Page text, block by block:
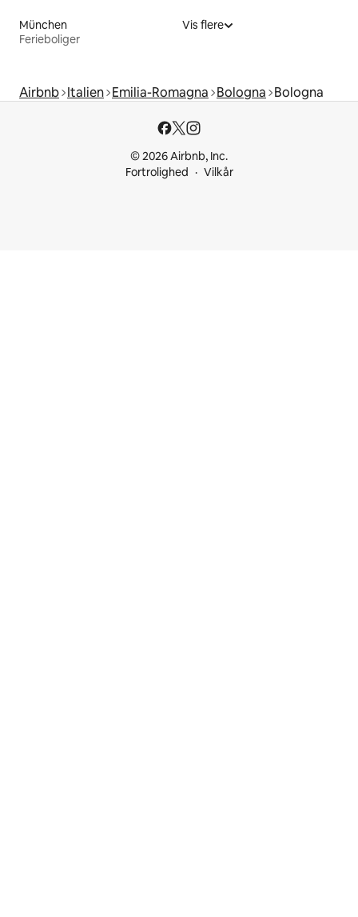
München
Ferieboliger
Vis flere
Airbnb Italien Emilia-Romagna Bologna Bologna
© 2026 Airbnb, Inc.
Fortrolighed
Vilkår